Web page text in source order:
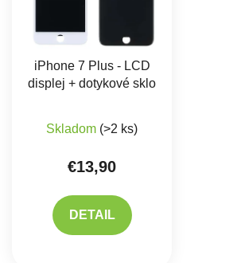
iPhone 7 Plus - LCD
displej + dotykové sklo
Skladom (>2 ks)
€13,90
DETAIL